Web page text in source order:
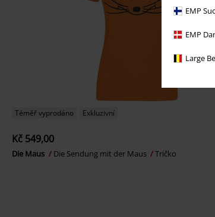
EMP
EMP
Large
Téměř vyprodáno Exkluzivní
Kč 549,00
Die Maus Die Sendung mit der Maus Tričko